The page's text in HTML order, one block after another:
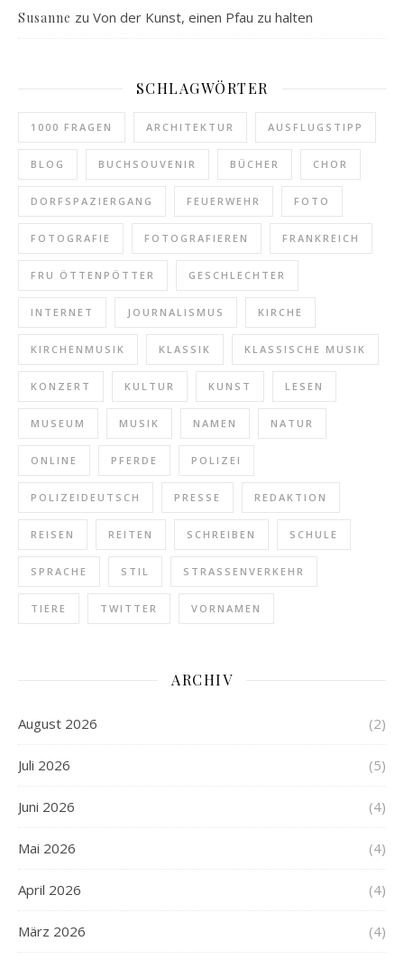
Susanne zu Von der Kunst, einen Pfau zu halten
SCHLAGWÖRTER
1000 FRAGEN ARCHITEKTUR AUSFLUGSTIPP
BLOG BUCHSOUVENIR BÜCHER CHOR
DORFSPAZIERGANG FEUERWEHR FOTO
FOTOGRAFIE FOTOGRAFIEREN FRANKREICH
FRU ÖTTENPÖTTER GESCHLECHTER
INTERNET JOURNALISMUS KIRCHE
KIRCHENMUSIK KLASSIK KLASSISCHE MUSIK
KONZERT KULTUR KUNST LESEN
MUSEUM MUSIK NAMEN NATUR
ONLINE PFERDE POLIZEI
POLIZEIDEUTSCH PRESSE REDAKTION
REISEN REITEN SCHREIBEN SCHULE
SPRACHE STIL STRASSENVERKEHR
TIERE TWITTER VORNAMEN
ARCHIV
August 2026 (2)
Juli 2026 (5)
Juni 2026 (4)
Mai 2026 (4)
April 2026 (4)
März 2026 (4)